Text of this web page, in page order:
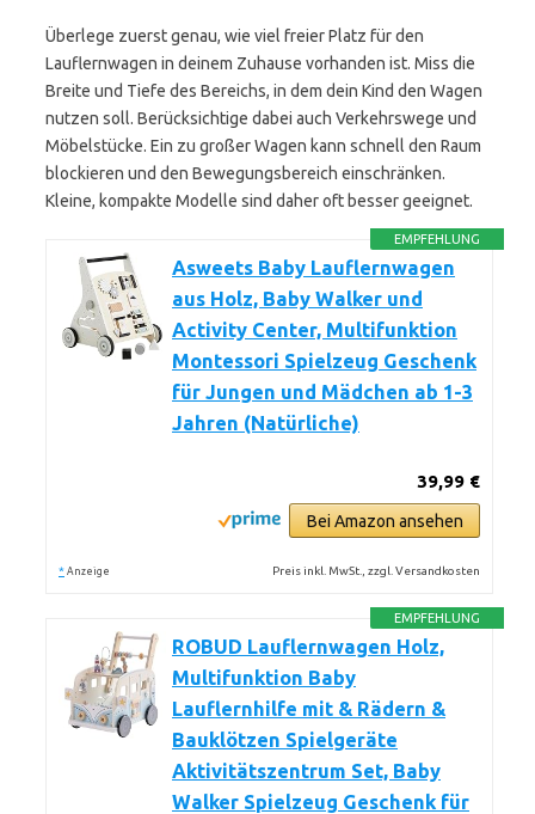
Überlege zuerst genau, wie viel freier Platz für den
Lauflernwagen in deinem Zuhause vorhanden ist. Miss die
Breite und Tiefe des Bereichs, in dem dein Kind den Wagen
nutzen soll. Berücksichtige dabei auch Verkehrswege und
Möbelstücke. Ein zu großer Wagen kann schnell den Raum
blockieren und den Bewegungsbereich einschränken.
Kleine, kompakte Modelle sind daher oft besser geeignet.
EMPFEHLUNG
Asweets Baby Lauflernwagen
aus Holz, Baby Walker und
Activity Center, Multifunktion
Montessori Spielzeug Geschenk
für Jungen und Mädchen ab 1-3
Jahren (Natürliche)
39,99 €
Bei Amazon ansehen
* Anzeige Preis inkl. MwSt., zzgl. Versandkosten
EMPFEHLUNG
ROBUD Lauflernwagen Holz,
Multifunktion Baby
Lauflernhilfe mit & Rädern &
Bauklötzen Spielgeräte
Aktivitätszentrum Set, Baby
Walker Spielzeug Geschenk für